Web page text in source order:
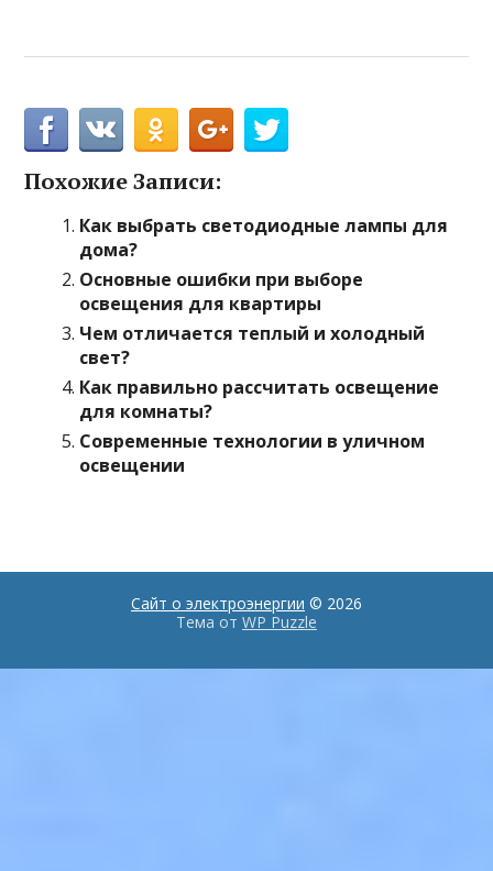
Похожие Записи:
Как выбрать светодиодные лампы для
дома?
Основные ошибки при выборе
освещения для квартиры
Чем отличается теплый и холодный
свет?
Как правильно рассчитать освещение
для комнаты?
Современные технологии в уличном
освещении
Сайт о электроэнергии © 2026
Тема от WP Puzzle